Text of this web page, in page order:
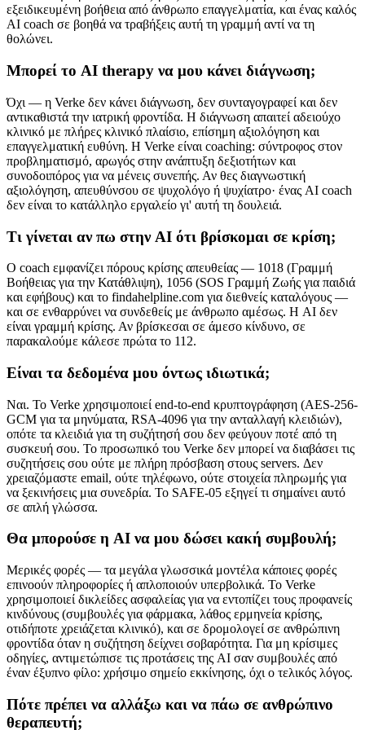
εξειδικευμένη βοήθεια από άνθρωπο επαγγελματία, και ένας καλός
AI coach σε βοηθά να τραβήξεις αυτή τη γραμμή αντί να τη
θολώνει.
Μπορεί το AI therapy να μου κάνει διάγνωση;
Όχι — η Verke δεν κάνει διάγνωση, δεν συνταγογραφεί και δεν
αντικαθιστά την ιατρική φροντίδα. Η διάγνωση απαιτεί αδειούχο
κλινικό με πλήρες κλινικό πλαίσιο, επίσημη αξιολόγηση και
επαγγελματική ευθύνη. Η Verke είναι coaching: σύντροφος στον
προβληματισμό, αρωγός στην ανάπτυξη δεξιοτήτων και
συνοδοιπόρος για να μένεις συνεπής. Αν θες διαγνωστική
αξιολόγηση, απευθύνσου σε ψυχολόγο ή ψυχίατρο· ένας AI coach
δεν είναι το κατάλληλο εργαλείο γι' αυτή τη δουλειά.
Τι γίνεται αν πω στην AI ότι βρίσκομαι σε κρίση;
Ο coach εμφανίζει πόρους κρίσης απευθείας — 1018 (Γραμμή
Βοήθειας για την Κατάθλιψη), 1056 (SOS Γραμμή Ζωής για παιδιά
και εφήβους) και το findahelpline.com για διεθνείς καταλόγους —
και σε ενθαρρύνει να συνδεθείς με άνθρωπο αμέσως. Η AI δεν
είναι γραμμή κρίσης. Αν βρίσκεσαι σε άμεσο κίνδυνο, σε
παρακαλούμε κάλεσε πρώτα το 112.
Είναι τα δεδομένα μου όντως ιδιωτικά;
Ναι. Το Verke χρησιμοποιεί end-to-end κρυπτογράφηση (AES-256-
GCM για τα μηνύματα, RSA-4096 για την ανταλλαγή κλειδιών),
οπότε τα κλειδιά για τη συζήτησή σου δεν φεύγουν ποτέ από τη
συσκευή σου. Το προσωπικό του Verke δεν μπορεί να διαβάσει τις
συζητήσεις σου ούτε με πλήρη πρόσβαση στους servers. Δεν
χρειαζόμαστε email, ούτε τηλέφωνο, ούτε στοιχεία πληρωμής για
να ξεκινήσεις μια συνεδρία. Το SAFE-05 εξηγεί τι σημαίνει αυτό
σε απλή γλώσσα.
Θα μπορούσε η AI να μου δώσει κακή συμβουλή;
Μερικές φορές — τα μεγάλα γλωσσικά μοντέλα κάποιες φορές
επινοούν πληροφορίες ή απλοποιούν υπερβολικά. Το Verke
χρησιμοποιεί δικλείδες ασφαλείας για να εντοπίζει τους προφανείς
κινδύνους (συμβουλές για φάρμακα, λάθος ερμηνεία κρίσης,
οτιδήποτε χρειάζεται κλινικό), και σε δρομολογεί σε ανθρώπινη
φροντίδα όταν η συζήτηση δείχνει σοβαρότητα. Για μη κρίσιμες
οδηγίες, αντιμετώπισε τις προτάσεις της AI σαν συμβουλές από
έναν έξυπνο φίλο: χρήσιμο σημείο εκκίνησης, όχι ο τελικός λόγος.
Πότε πρέπει να αλλάξω και να πάω σε ανθρώπινο
θεραπευτή;